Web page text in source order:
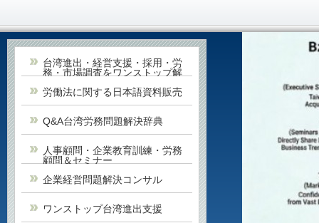
台湾進出・経営支援・採用・労
務・市場調査をワンストップ解
労働法に関する日本語資料販売
Q&A台湾労務問題解決辞典
人事顧問・企業教育訓練・労務
顧問＆セミナー
企業経営問題解決コンサル
ワンストップ台湾進出支援